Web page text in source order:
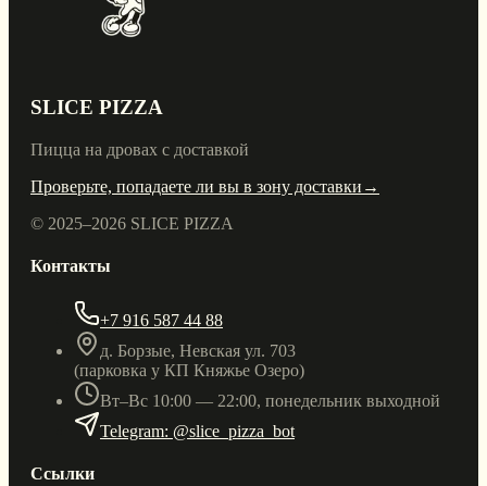
SLICE PIZZA
Пицца на дровах с доставкой
Проверьте, попадаете ли вы в зону доставки →
© 2025–2026 SLICE PIZZA
Контакты
+7 916 587 44 88
д. Борзые, Невская ул. 703
(парковка у КП Княжье Озеро)
Вт–Вс 10:00 — 22:00, понедельник выходной
Telegram: @slice_pizza_bot
Ссылки